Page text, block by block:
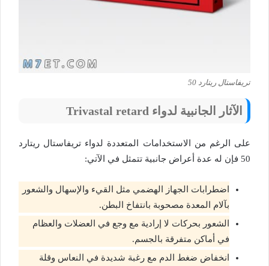
تريفاستال ريتارد 50
الآثار الجانبية لدواء Trivastal retard
على الرغم من الاستخدامات المتعددة لدواء تريفاستال ريتارد
50 فإن له عدة أعراض جانبية تتمثل في الآتي:
اضطرابات الجهاز الهضمي مثل القيء والإسهال والشعور
بآلام المعدة مصحوبة بانتفاخ البطن.
الشعور بحركات لا إرادية مع وجع في العضلات والعظام
في أماكن متفرقة بالجسم.
انخفاض ضغط الدم مع رغبة شديدة في النعاس وقلة